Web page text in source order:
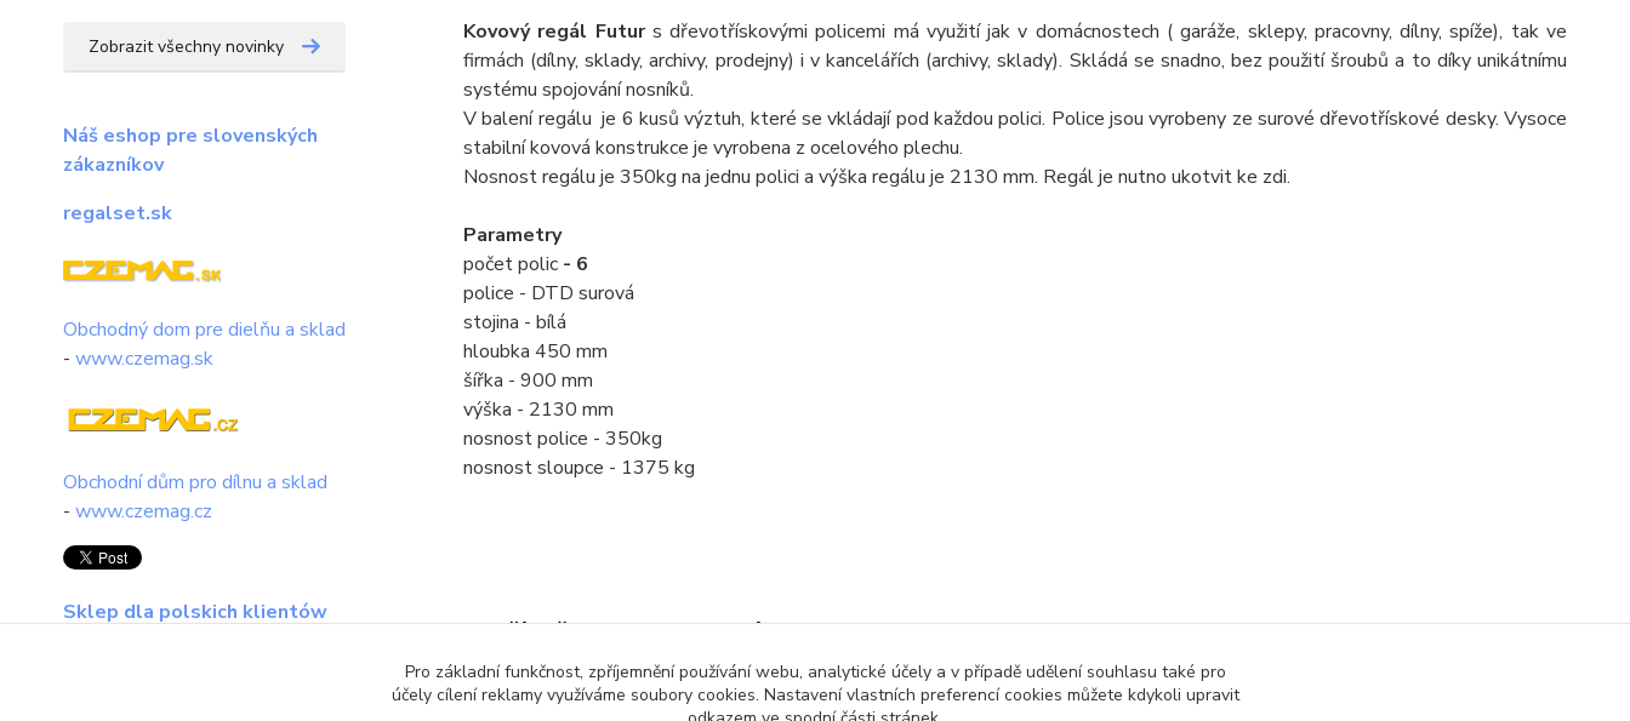
Zobrazit všechny novinky
Náš eshop pre slovenských
zákazníkov
regalset.sk
Obchodný dom pre dielňu a sklad
- www.czemag.sk
Obchodní dům pro dílnu a sklad
- www.czemag.cz
Sklep dla polskich klientów
Kovový regál Futurs dřevotřískovými policemi má využití jak v domácnostech ( garáže, sklepy, pracovny, dílny, spíže), tak ve
firmách (dílny, sklady, archivy, prodejny) i v kancelářích (archivy, sklady). Skládá se snadno, bez použití šroubů a to díky unikátnímu
systému spojování nosníků.
V balení regálu je 6 kusů výztuh, které se vkládají pod každou polici. Police jsou vyrobeny ze surové dřevotřískové desky. Vysoce
stabilní kovová konstrukce je vyrobena z ocelového plechu.
Nosnost regálu je 350kg na jednu polici a výška regálu je 2130 mm. Regál je nutno ukotvit ke zdi.
Parametry
počet polic- 6
police - DTD surová
stojina - bílá
hloubka 450 mm
šířka - 900 mm
výška - 2130 mm
nosnost police - 350kg
nosnost sloupce - 1375 kg
Zboží zařazeno v kategoriích
Kovové regály dřevotřískové police výška regálu 2100 mm
Pro základní funkčnost, zpříjemnění používání webu, analytické účely a v případě udělení souhlasu také pro
účely cílení reklamy využíváme soubory cookies. Nastavení vlastních preferencí cookies můžete kdykoli upravit